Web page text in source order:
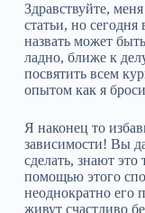
Здравствуйте,
статьи, но
назвать может
ладно, ближе к
посвятить всем
опытом как я
Я наконец то
зависимости! Вы
сделать, знают это
помощью этого
неоднократно его
живут счастливо